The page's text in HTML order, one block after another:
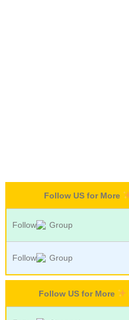
Follow US for More
Follow Group
Follow Group
Follow US for More